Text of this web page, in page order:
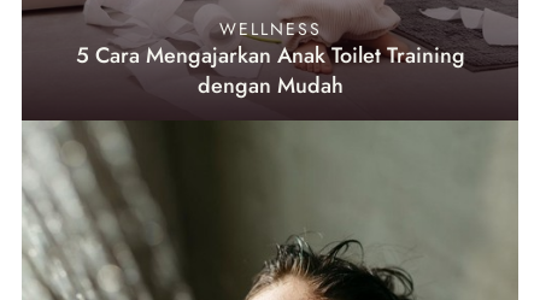
WELLNESS
5 Cara Mengajarkan Anak Toilet Training
dengan Mudah